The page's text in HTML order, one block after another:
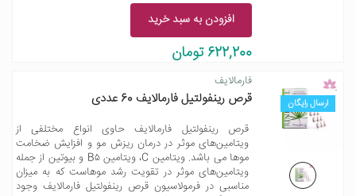
افزودن به سبد خرید
622,200 تومان
ارسال رایگان
فارمالایف
قرص رینفولتیل فارمالایف 60 عددی
قرص رینفولتیل فارمالایف حاوی انواع مختلفی از
ویتامین‌های موثر در درمان ریزش مو و افزایش ضخامت
موها می باشد. ویتامین C، ویتامین B۵ و بیوتین از جمله
ویتامین‌های موثر در تقویت رشد موهاست که به میزان
مناسبی در فرمولاسیون قرص رینفولتیل فارمالایف وجود